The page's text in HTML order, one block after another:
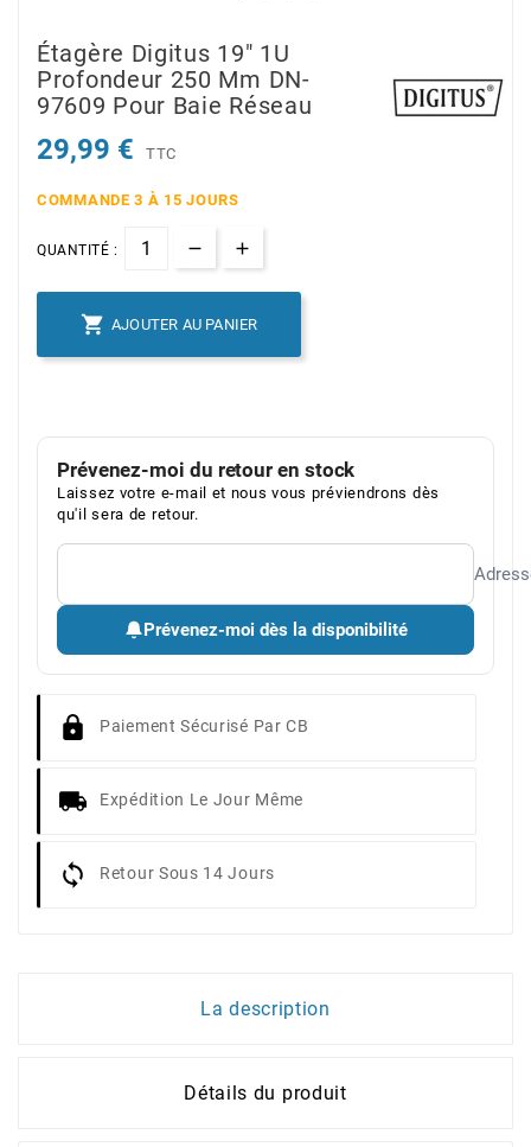
Étagère Digitus 19" 1U
Profondeur 250 Mm DN-
97609 Pour Baie Réseau
29,99 € TTC
COMMANDE 3 À 15 JOURS
QUANTITÉ :
 AJOUTER AU PANIER
Prévenez-moi du retour en stock
Laissez votre e-mail et nous vous préviendrons dès
qu'il sera de retour.
Prévenez-moi dès la disponibilité
Paiement Sécurisé Par CB
Expédition Le Jour Même
Retour Sous 14 Jours
La description
Détails du produit